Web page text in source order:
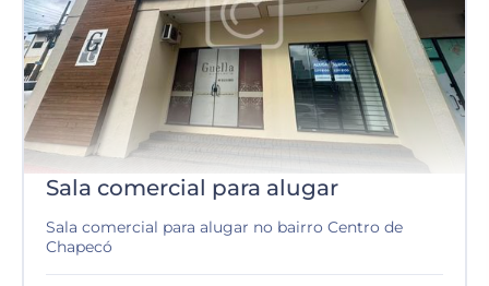
Sala comercial para alugar
Sala comercial para alugar no bairro Centro de
Chapecó